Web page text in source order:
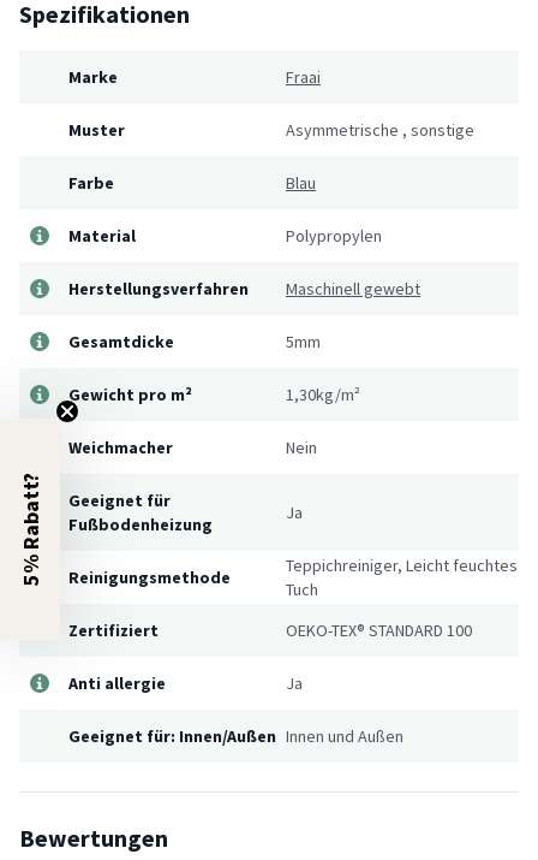
Spezifikationen
Marke Fraai
Muster Asymmetrische , sonstige
Farbe Blau
Material Polypropylen
Herstellungsverfahren Maschinell gewebt
Gesamtdicke 5mm
Gewicht pro m² 1,30kg/m²
Weichmacher Nein
Geeignet für
Fußbodenheizung
Ja
Reinigungsmethode
Teppichreiniger, Leicht feuchtes
Tuch
Zertifiziert
OEKO-TEX® STANDARD 100
Anti allergie Ja
Geeignet für: Innen/Außen Innen und Außen
Bewertungen
5% Rabatt?